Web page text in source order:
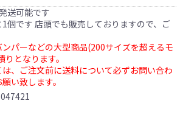
送可能です
個です 店頭でも販売しておりますので、ご
パーなどの大型商品(200サイズを超えるモ
となります。
、ご注文前に送料について必ずお問い合わ
い致します。